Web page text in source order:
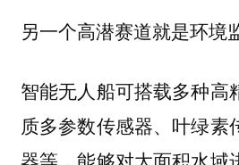
另一个高潜赛道就是环境
智能无人船可搭载多种高
质多参数传感器、叶绿素